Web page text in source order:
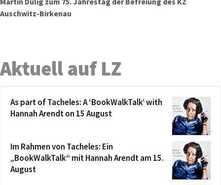
Auschwitz-Birkenau
Aktuell auf LZ
As part of Tacheles: A ‘BookWalkTalk’ with
Hannah Arendt on 15 August
Im Rahmen von Tacheles: Ein
„BookWalkTalk“ mit Hannah Arendt am 15.
August